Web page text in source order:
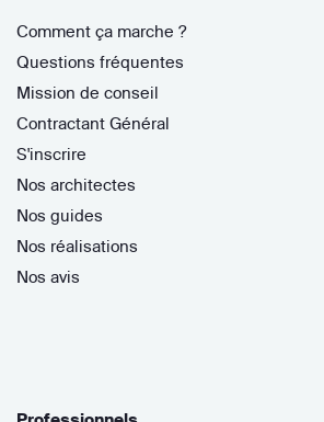
Comment ça marche ?
Questions fréquentes
Mission de conseil
Contractant Général
S'inscrire
Nos architectes
Nos guides
Nos réalisations
Nos avis